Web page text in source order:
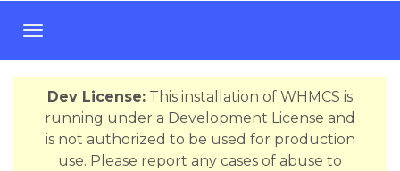
T
o
g
Dev License: This installation of WHMCS is
running under a Development License and
is not authorized to be used for production
use. Please report any cases of abuse to